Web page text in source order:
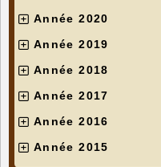
Année 2020
Année 2019
Année 2018
Année 2017
Année 2016
Année 2015